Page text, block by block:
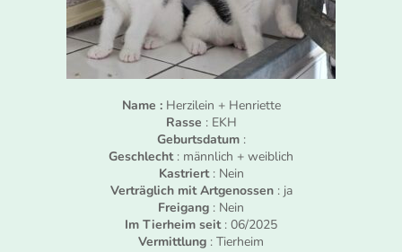
Name :Herzilein + Henriette
Rasse : EKH
Geburtsdatum:
Geschlecht: männlich + weiblich
Kastriert: Nein
Verträglich mit Artgenossen: ja
Freigang : Nein
Im Tierheim seit: 06/2025
Vermittlung : Tierheim